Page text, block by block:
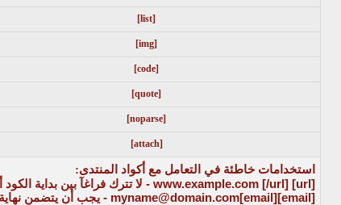
[list]
[img]
[code]
[quote]
[noparse]
[attach]
استخدامات خاطئة في التعامل مع أكواد المنتدى:
[url]
[/url]
- لا تترك فراغآ بين بداية
[email]
myname@domain.com[email] - يجب أن يتضمن